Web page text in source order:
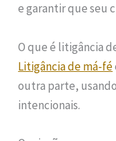
e garantir que seu
O que é litigância
Litigância de má-fé
outra parte,
intencionais.